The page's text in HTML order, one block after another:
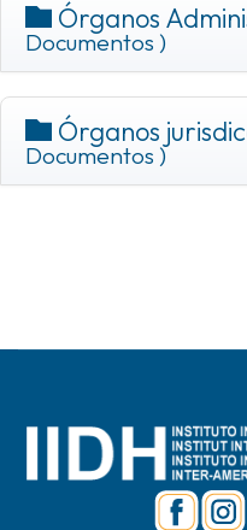
Órganos
Documentos )
Órganos
Documentos )